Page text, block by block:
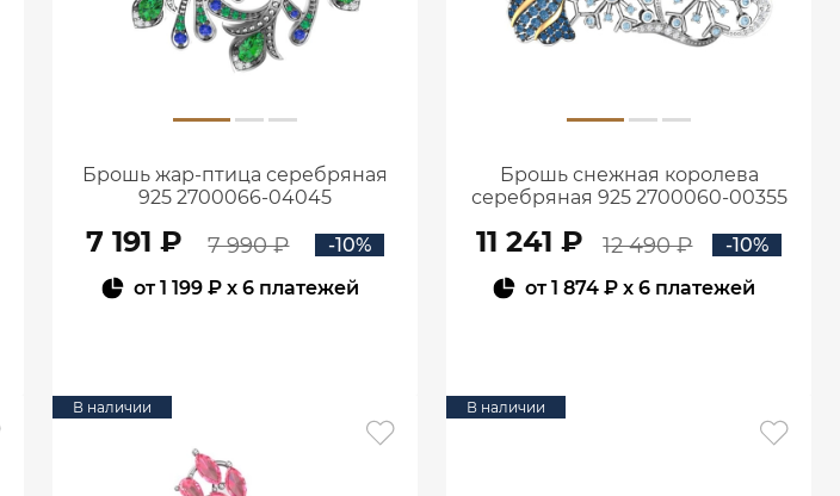
Брошь жар-птица серебряная
925 2700066-04045
7 191 ₽ 7 990 ₽
-10%
от1 199 ₽ x 6 платежей
Брошь снежная королева
серебряная 925 2700060-00355
11 241 ₽ 12 490 ₽
-10%
от1 874 ₽ x 6 платежей
В наличии В наличии